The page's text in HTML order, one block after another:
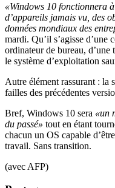
«Windows 10 fonctionnera
d’appareils jamais vu, des
données mondiaux des
mardi. Qu’il s’agisse
ordinateur de bureau, d’une
le système d’exploitation
Autre élément rassurant : la
failles des précédentes
Bref, Windows 10 sera «un
du passé» tout en étant
chacun un OS capable
travail. Sans transition.
(avec AFP)